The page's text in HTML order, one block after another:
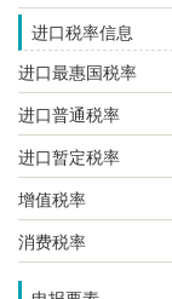
进口税率信息
进口最惠国税率
进口普通税率
进口暂定税率
增值税率
消费税率